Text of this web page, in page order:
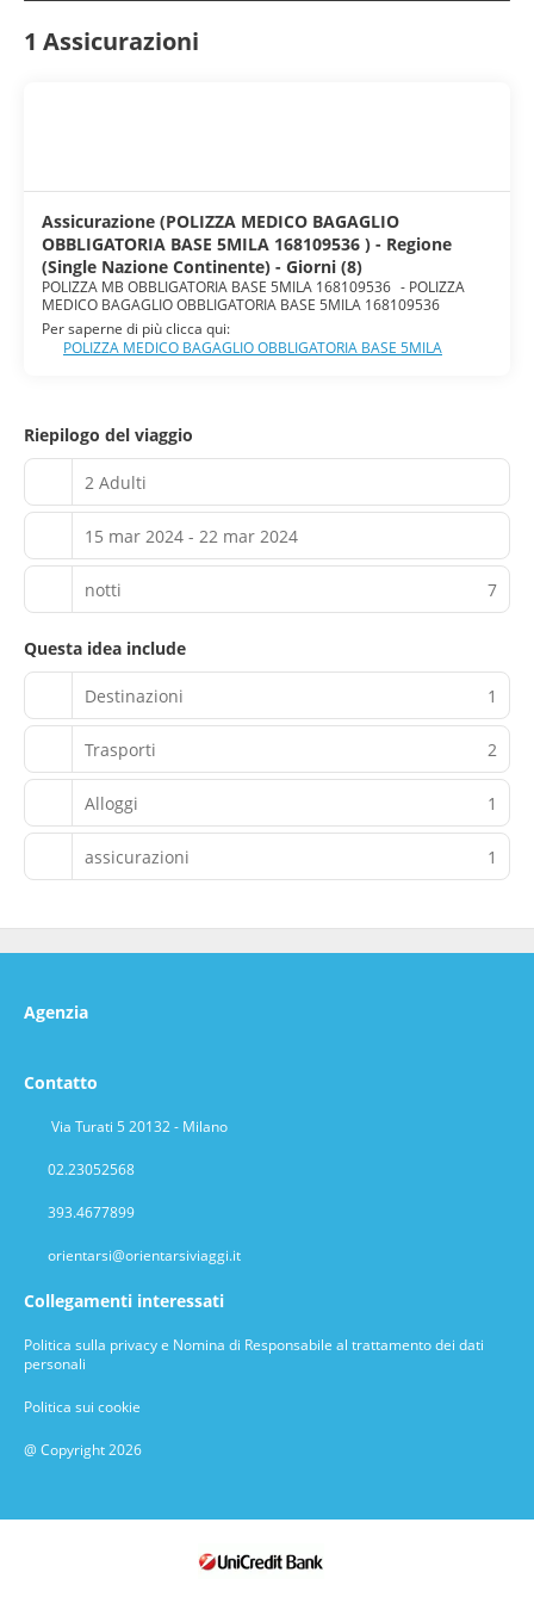
1 Assicurazioni
Assicurazione (POLIZZA MEDICO BAGAGLIO
OBBLIGATORIA BASE 5MILA 168109536 ) - Regione
(Single Nazione Continente) - Giorni (8)
POLIZZA MB OBBLIGATORIA BASE 5MILA 168109536 - POLIZZA
MEDICO BAGAGLIO OBBLIGATORIA BASE 5MILA 168109536
Per saperne di più clicca qui:
POLIZZA MEDICO BAGAGLIO OBBLIGATORIA BASE 5MILA
Riepilogo del viaggio
2 Adulti
15 mar 2024 - 22 mar 2024
notti 7
Questa idea include
Destinazioni 1
Trasporti 2
Alloggi 1
assicurazioni 1
Agenzia
Contatto
Via Turati 5 20132 - Milano
02.23052568
393.4677899
orientarsi@orientarsiviaggi.it
Collegamenti interessati
Politica sulla privacy e Nomina di Responsabile al trattamento dei dati
personali
Politica sui cookie
@ Copyright 2026